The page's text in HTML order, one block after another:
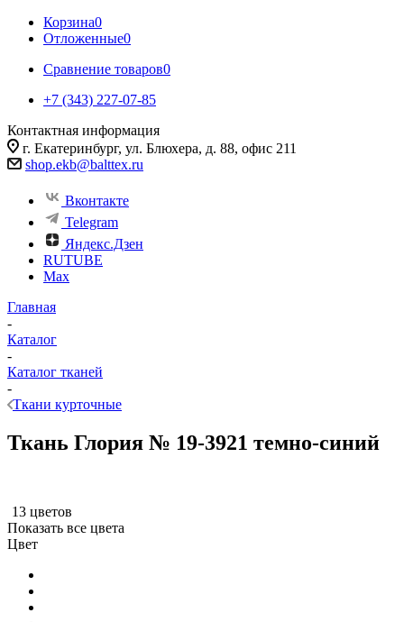
Корзина0
Отложенные0
Сравнение товаров0
+7 (343) 227-07-85
Контактная информация
г. Екатеринбург, ул. Блюхера, д. 88, офис 211
shop.ekb@balttex.ru
Вконтакте
Telegram
Яндекс.Дзен
RUTUBE
Max
Главная
-
Каталог
-
Каталог тканей
-
Ткани курточные
Ткань Глория № 19-3921 темно-синий
13 цветов
Показать все цвета
Цвет